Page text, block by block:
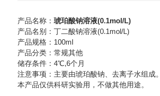
产品名称： 琥珀酸钠溶液(0.1mol/L)
产品名别：丁二酸钠溶液(0.1mol/L)
产品规格：100ml
产品分类：常规其他
储存条件：4℃,6个月
注意事项：主要由琥珀酸钠、去离子水组成。
本产品仅供科研实验用，不做其他用途。